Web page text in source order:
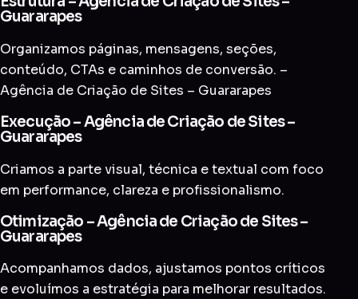
Guararapes
Organizamos páginas, mensagens, seções,
conteúdo, CTAs e caminhos de conversão. –
Agência de Criação de Sites – Guararapes
Execução – Agência de Criação de Sites –
Guararapes
Criamos a parte visual, técnica e textual com foco
em performance, clareza e profissionalismo.
Otimização – Agência de Criação de Sites –
Guararapes
Acompanhamos dados, ajustamos pontos críticos
e evoluímos a estratégia para melhorar resultados.